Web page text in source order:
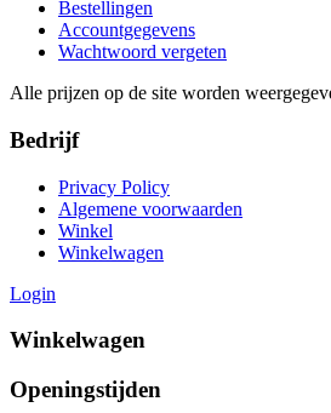
Bestellingen
Accountgegevens
Wachtwoord vergeten
Alle prijzen op de site worden
Bedrijf
Privacy Policy
Algemene voorwaarden
Winkel
Winkelwagen
Login
Winkelwagen
Openingstijden